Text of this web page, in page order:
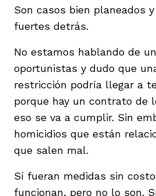
Son casos bien planeados
fuertes detrás.
No estamos hablando de
oportunistas y dudo que
restricción podría llegar a
porque hay un contrato de
eso se va a cumplir. Sin
homicidios que están
que salen mal.
Sí fueran medidas sin
funcionan, pero no lo son.